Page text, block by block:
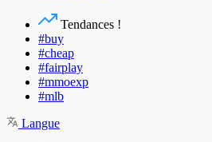
Tendances !
#buy
#cheap
#fairplay
#mmoexp
#mlb
Langue